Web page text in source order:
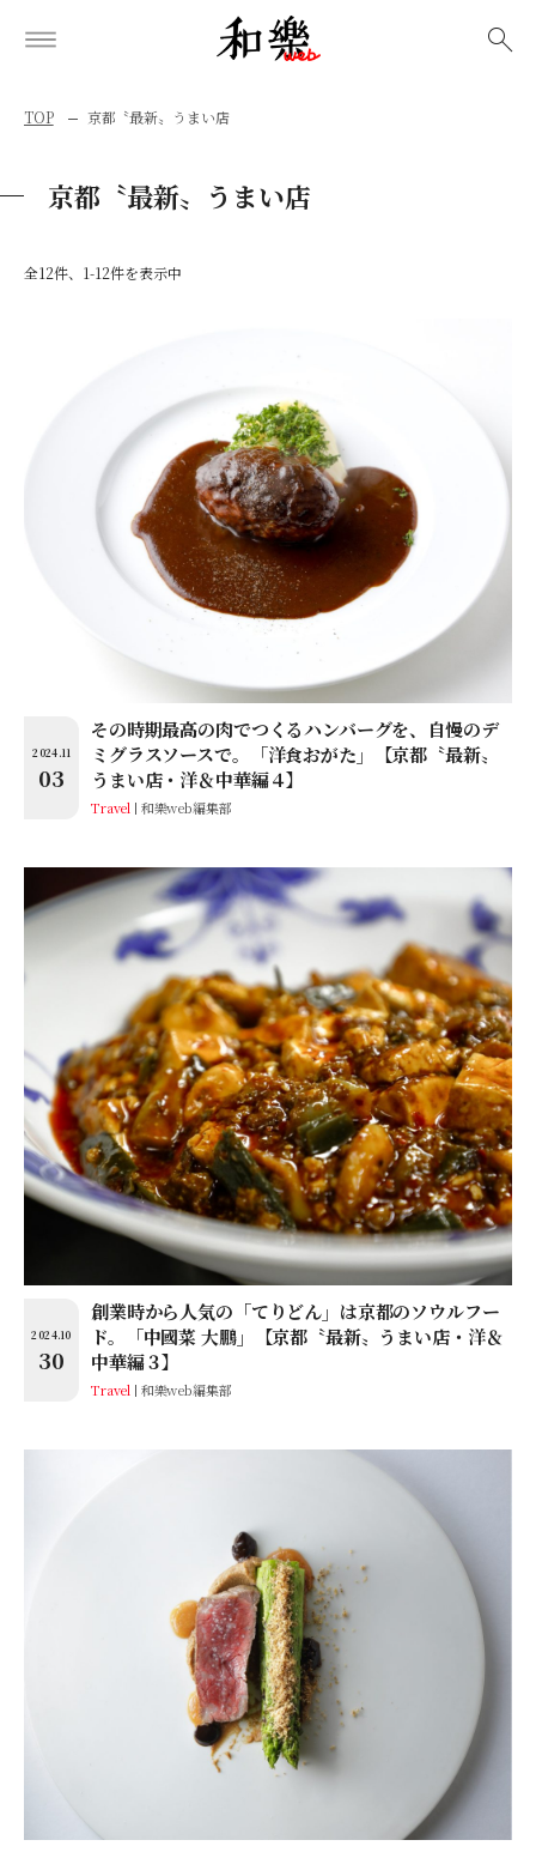
TOP 京都〝最新〟うまい店
京都〝最新〟うまい店
全12件、1-12件を表示中
2024.11
03
その時期最高の肉でつくるハンバーグを、自慢のデ
ミグラスソースで。「洋食おがた」【京都〝最新〟
うまい店・洋＆中華編４】
Travel 和樂web編集部
2024.10
30
創業時から人気の「てりどん」は京都のソウルフー
ド。「中國菜 大鵬」【京都〝最新〟うまい店・洋＆
中華編３】
Travel 和樂web編集部